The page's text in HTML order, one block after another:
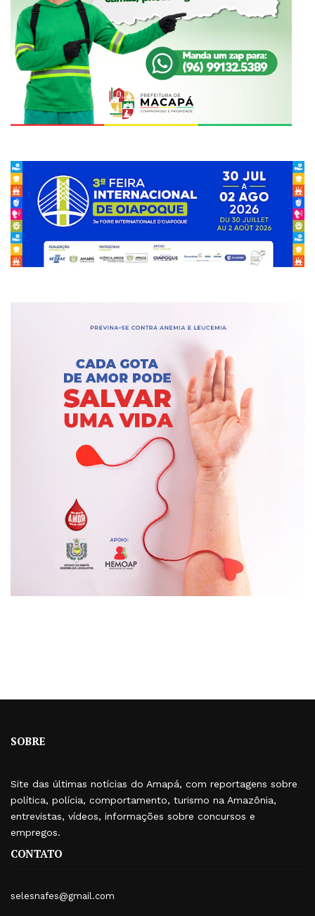
SOBRE
Site das últimas notícias do Amapá, com reportagens sobre
política, polícia, comportamento, turismo na Amazônia,
entrevistas, vídeos, informações sobre concursos e
empregos.
CONTATO
selesnafes@gmail.com